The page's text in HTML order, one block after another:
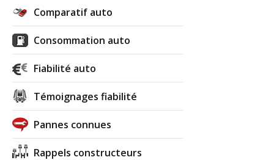
Comparatif auto
Consommation auto
Fiabilité auto
Témoignages fiabilité
Pannes connues
Rappels constructeurs